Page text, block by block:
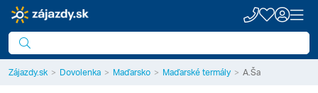
Zájazdy.sk Dovolenka Maďarsko Maďarské termály A.Ša